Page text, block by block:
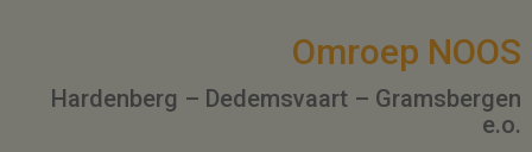
Omroep NOOS
Hardenberg – Dedemsvaart – Gramsbergen
e.o.